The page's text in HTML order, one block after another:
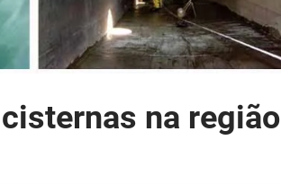
na região